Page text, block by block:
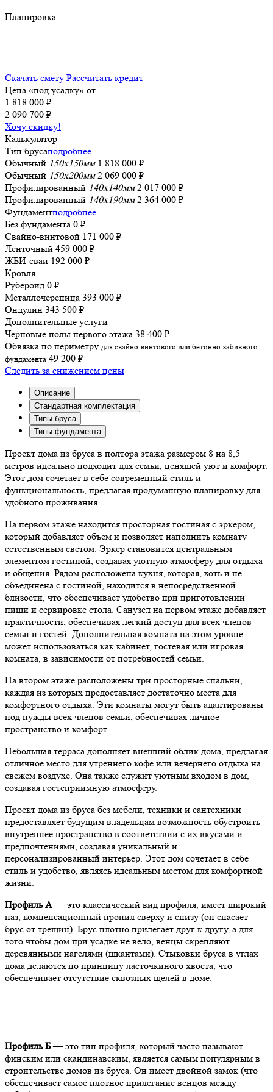
Планировка
Скачать смету Рассчитать кредит
Цена «под усадку» от
1 818 000 ₽
2 090 700 ₽
Хочу скидку!
Калькулятор
Тип брусаподробнее
Обычный 150x150мм 1 818 000 ₽
Обычный 150x200мм 2 069 000 ₽
Профилированный 140x140мм 2 017 000 ₽
Профилированный 140x190мм 2 364 000 ₽
Фундаментподробнее
Без фундамента 0 ₽
Свайно-винтовой 171 000 ₽
Ленточный 459 000 ₽
ЖБИ-сваи 192 000 ₽
Кровля
Рубероид 0 ₽
Металлочерепица 393 000 ₽
Ондулин 343 500 ₽
Дополнительные услуги
Черновые полы первого этажа 38 400 ₽
Обвязка по периметру для свайно-винтового или бетонно-забивного
фундамента 49 200 ₽
Следить за снижением цены
Описание
Cтандартная комплектация
Типы бруса
Типы фундамента
Проект дома из бруса в полтора этажа размером 8 на 8,5
метров идеально подходит для семьи, ценящей уют и комфорт.
Этот дом сочетает в себе современный стиль и
функциональность, предлагая продуманную планировку для
удобного проживания.
На первом этаже находится просторная гостиная с эркером,
который добавляет объем и позволяет наполнить комнату
естественным светом. Эркер становится центральным
элементом гостиной, создавая уютную атмосферу для отдыха
и общения. Рядом расположена кухня, которая, хоть и не
объединена с гостиной, находится в непосредственной
близости, что обеспечивает удобство при приготовлении
пищи и сервировке стола. Санузел на первом этаже добавляет
практичности, обеспечивая легкий доступ для всех членов
семьи и гостей. Дополнительная комната на этом уровне
может использоваться как кабинет, гостевая или игровая
комната, в зависимости от потребностей семьи.
На втором этаже расположены три просторные спальни,
каждая из которых предоставляет достаточно места для
комфортного отдыха. Эти комнаты могут быть адаптированы
под нужды всех членов семьи, обеспечивая личное
пространство и комфорт.
Небольшая терраса дополняет внешний облик дома, предлагая
отличное место для утреннего кофе или вечернего отдыха на
свежем воздухе. Она также служит уютным входом в дом,
создавая гостеприимную атмосферу.
Проект дома из бруса без мебели, техники и сантехники
предоставляет будущим владельцам возможность обустроить
внутреннее пространство в соответствии с их вкусами и
предпочтениями, создавая уникальный и
персонализированный интерьер. Этот дом сочетает в себе
стиль и удобство, являясь идеальным местом для комфортной
жизни.
Профиль А— это классический вид профиля, имеет широкий
паз, компенсационный пропил сверху и снизу (он спасает
брус от трещин). Брус плотно прилегает друг к другу, а для
того чтобы дом при усадке не вело, венцы скрепляют
деревянными нагелями (шкантами). Стыковки бруса в углах
дома делаются по принципу ласточкиного хвоста, что
обеспечивает отсутствие сквозных щелей в доме.
Профиль Б— это тип профиля, который часто называют
финским или скандинавским, является самым популярным в
строительстве домов из бруса. Он имеет двойной замок (что
обеспечивает самое плотное прилегание венцов между